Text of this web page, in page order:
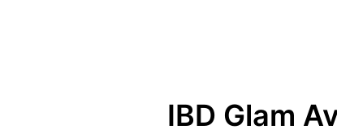
IBD Glam